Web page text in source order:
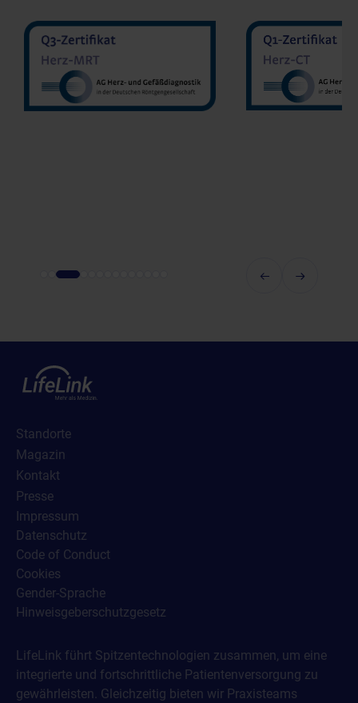
MVZ Radiologie Darmstadt
Prof. Dr. Oliver Mohrs
MVZ
Sakher
MVZ Radnet
Standorte
Magazin
Kontakt
Presse
Impressum
Datenschutz
Code of Conduct
Cookies
Gender-Sprache
Hinweisgeberschutzgesetz
LifeLink führt Spitzentechnologien zusammen, um eine
integrierte und fortschrittliche Patientenversorgung zu
gewährleisten. Gleichzeitig bieten wir Praxisteams